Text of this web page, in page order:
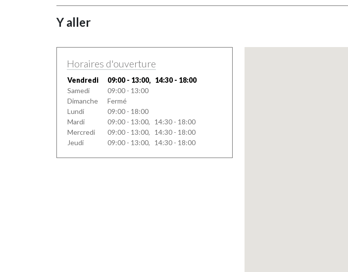
Y aller
Horaires d'ouverture
Vendredi
09:00 - 13:00, 14:30 - 18:00
Samedi
09:00 - 13:00
Dimanche
Fermé
Lundi
09:00 - 18:00
Mardi
09:00 - 13:00, 14:30 - 18:00
Mercredi
09:00 - 13:00, 14:30 - 18:00
Jeudi
09:00 - 13:00, 14:30 - 18:00